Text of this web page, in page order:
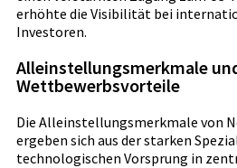
erhöhte die Visibilität bei
Investoren.
Alleinstellungsmerkmale
Wettbewerbsvorteile
Die Alleinstellungsmerkmale von
ergeben sich aus der starken
technologischen Vorsprung in